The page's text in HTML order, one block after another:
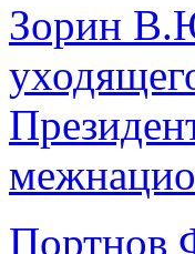
Зорин
Портнов